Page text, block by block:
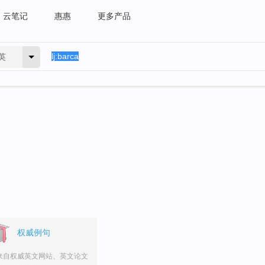
云笔记 惠惠 更多产品
权威例句
自权威英文网站、英文论文